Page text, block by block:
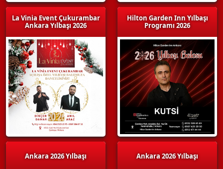
La Vinia Event Çukurambar
Ankara Yılbaşı 2026
Ankara 2026 Yılbaşı
Hilton Garden Inn Yılbaşı
Programı 2026
Ankara 2026 Yılbaşı